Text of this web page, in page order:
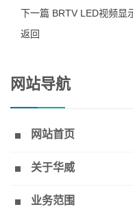
下一篇 BRTV LED视频显
返回
网站导航
网站首页
关于华威
业务范围